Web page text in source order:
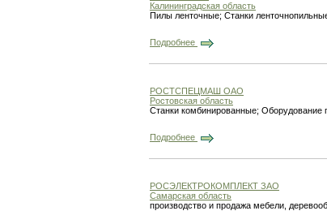
Калининградская область
Пилы ленточные; Станки
Подробнее
РОСТСПЕЦМАШ ОАО
Ростовская область
Станки комбинированные; Оборудование
Подробнее
РОСЭЛЕКТРОКОМПЛЕКТ ЗАО
Самарская область
производство и продажа мебели,